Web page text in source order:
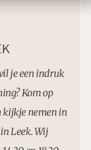
je een indruk
Kom op
kijkje nemen in
Leek. Wij